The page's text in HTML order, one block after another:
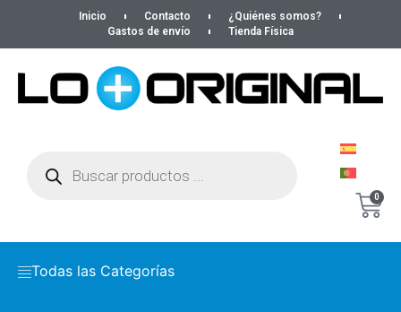
Inicio Contacto
¿Quiénes somos?
Gastos de envío
Tienda Física
0
Todas las Categorías